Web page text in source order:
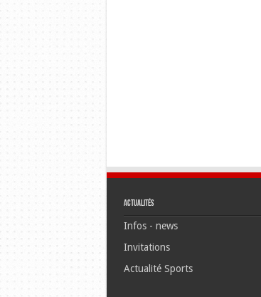
Actualités
Infos - news
Invitations
Actualité Sports